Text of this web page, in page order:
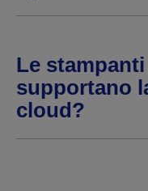
Le
supportano
cloud?